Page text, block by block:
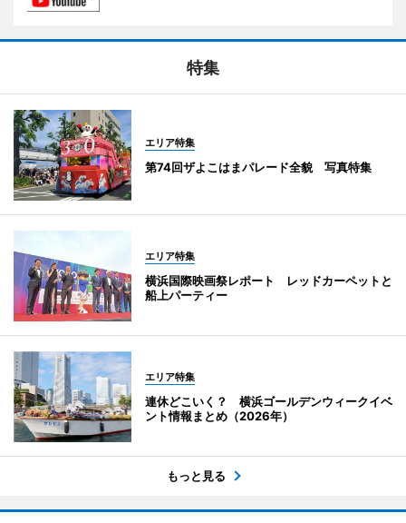
特集
エリア特集
第74回ザよこはまパレード全貌 写真特集
エリア特集
横浜国際映画祭レポート レッドカーペットと
船上パーティー
エリア特集
連休どこいく？ 横浜ゴールデンウィークイベ
ント情報まとめ（2026年）
もっと見る